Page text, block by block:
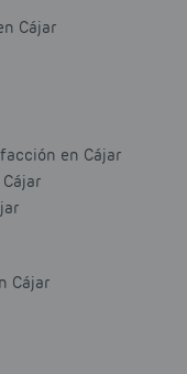
Cájar
en Cájar
Cájar